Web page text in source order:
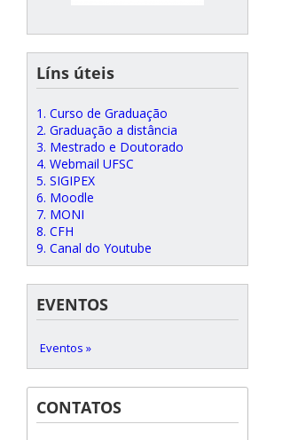
Líns úteis
1. Curso de Graduação
2. Graduação a distância
3. Mestrado e Doutorado
4. Webmail UFSC
5. SIGIPEX
6. Moodle
7. MONI
8. CFH
9. Canal do Youtube
EVENTOS
Eventos »
CONTATOS